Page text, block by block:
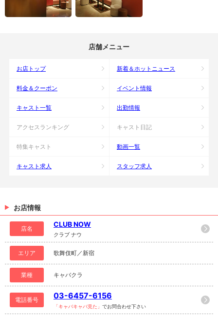
店舗メニュー
お店トップ 新着＆ホットニュース
料金＆クーポン イベント情報
キャスト一覧 出勤情報
アクセスランキング キャスト日記
特集キャスト 動画一覧
キャスト求人 スタッフ求人
お店情報
店名
CLUB NOW
クラブ ナウ
エリア 歌舞伎町／新宿
業種 キャバクラ
電話番号 03-6457-6156
「キャバキャバ見た」 でお問合わせ下さい